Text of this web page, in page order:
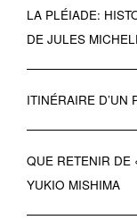
LA PLÉIADE:
DE JULES
ITINÉRAIRE D’UN
QUE RETENIR DE
YUKIO MISHIMA